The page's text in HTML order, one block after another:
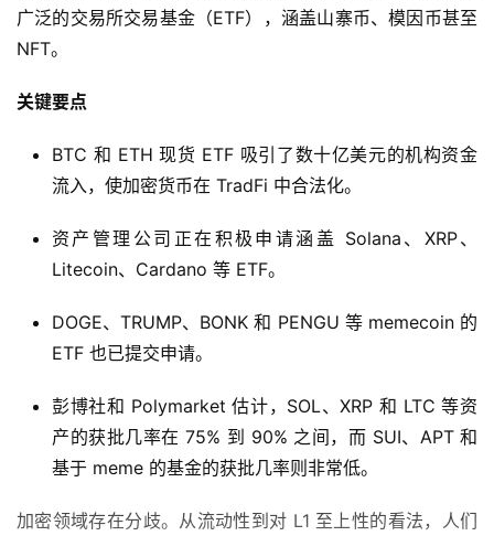
广泛的交易所交易基金（ETF），涵盖山寨币、模因币甚至
NFT。
关键要点
BTC 和 ETH 现货 ETF 吸引了数十亿美元的机构资金
流入，使加密货币在 TradFi 中合法化。
资产管理公司正在积极申请涵盖 Solana、XRP、
Litecoin、Cardano 等 ETF。
DOGE、TRUMP、BONK 和 PENGU 等 memecoin 的
ETF 也已提交申请。
彭博社和 Polymarket 估计，SOL、XRP 和 LTC 等资
产的获批几率在 75% 到 90% 之间，而 SUI、APT 和
基于 meme 的基金的获批几率则非常低。
加密领域存在分歧。从流动性到对 L1 至上性的看法，人们